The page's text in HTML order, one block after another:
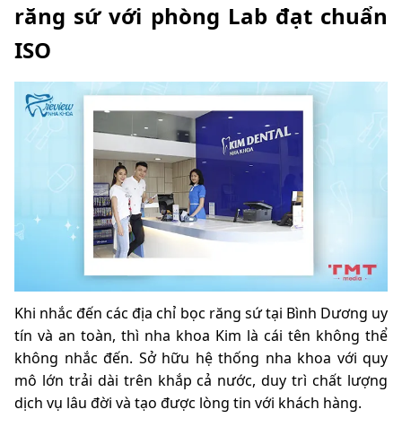
răng sứ với phòng Lab đạt chuẩn
ISO
Khi nhắc đến các địa chỉ bọc răng sứ tại Bình Dương uy
tín và an toàn, thì nha khoa Kim là cái tên không thể
không nhắc đến. Sở hữu hệ thống nha khoa với quy
mô lớn trải dài trên khắp cả nước, duy trì chất lượng
dịch vụ lâu đời và tạo được lòng tin với khách hàng.